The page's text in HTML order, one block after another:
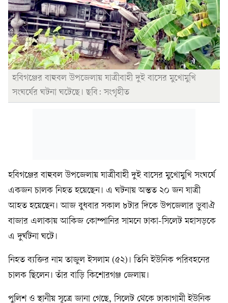
হবিগঞ্জের বাহুবল উপজেলায় যাত্রীবাহী দুই বাসের মুখোমুখি
সংঘর্ষের ঘটনা ঘটেছে। ছবি: সংগৃহীত
হবিগঞ্জের বাহুবল উপজেলায় যাত্রীবাহী দুই বাসের মুখোমুখি সংঘর্ষে
একজন চালক নিহত হয়েছেন। এ ঘটনায় অন্তত ২০ জন যাত্রী
আহত হয়েছেন। আজ বুধবার সকাল ৮টার দিকে উপজেলার ডুবাঐ
বাজার এলাকায় আকিজ কোম্পানির সামনে ঢাকা-সিলেট মহাসড়কে
এ দুর্ঘটনা ঘটে।
নিহত ব্যক্তির নাম তাজুল ইসলাম (৫২)। তিনি ইউনিক পরিবহনের
চালক ছিলেন। তাঁর বাড়ি কিশোরগঞ্জ জেলায়।
পুলিশ ও স্থানীয় সূত্রে জানা গেছে, সিলেট থেকে ঢাকাগামী ইউনিক